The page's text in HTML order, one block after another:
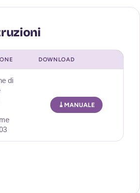
DOWNLOAD
di
MANUALE